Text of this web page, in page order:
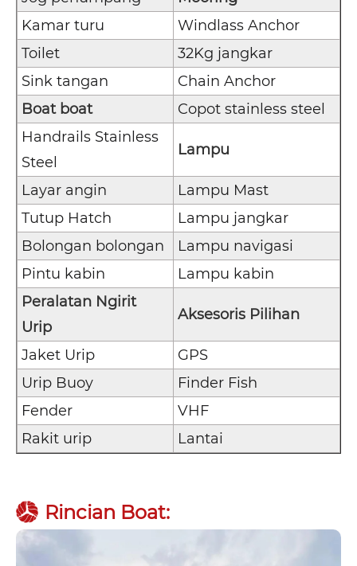
Kamar turu
Windlass Anchor
Toilet
32Kg jangkar
Sink tangan
Chain Anchor
Boat boat
Copot stainless steel
Handrails Stainless
Steel
Lampu
Layar angin
Lampu Mast
Tutup Hatch
Lampu jangkar
Bolongan bolongan
Lampu navigasi
Pintu kabin
Lampu kabin
Peralatan Ngirit
Urip
Aksesoris Pilihan
Jaket Urip
GPS
Urip Buoy
Finder Fish
Fender
VHF
Rakit urip
Lantai
Rincian Boat: